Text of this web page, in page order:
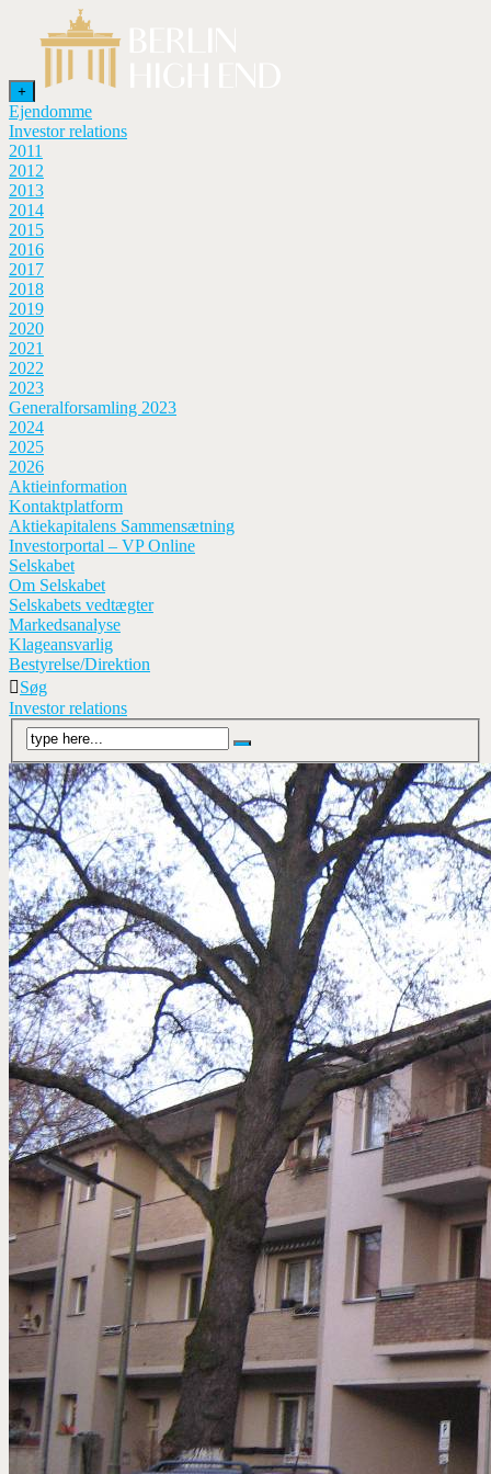
+
Ejendomme
Investor relations
2011
2012
2013
2014
2015
2016
2017
2018
2019
2020
2021
2022
2023
Generalforsamling 2023
2024
2025
2026
Aktieinformation
Kontaktplatform
Aktiekapitalens Sammensætning
Investorportal – VP Online
Selskabet
Om Selskabet
Selskabets vedtægter
Markedsanalyse
Klageansvarlig
Bestyrelse/Direktion
Søg
Investor relations